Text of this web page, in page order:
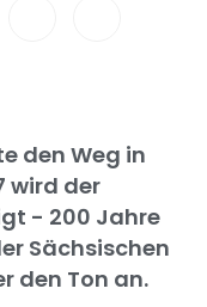
den Weg in
wird der
- 200 Jahre
Sächsischen
den Ton an.